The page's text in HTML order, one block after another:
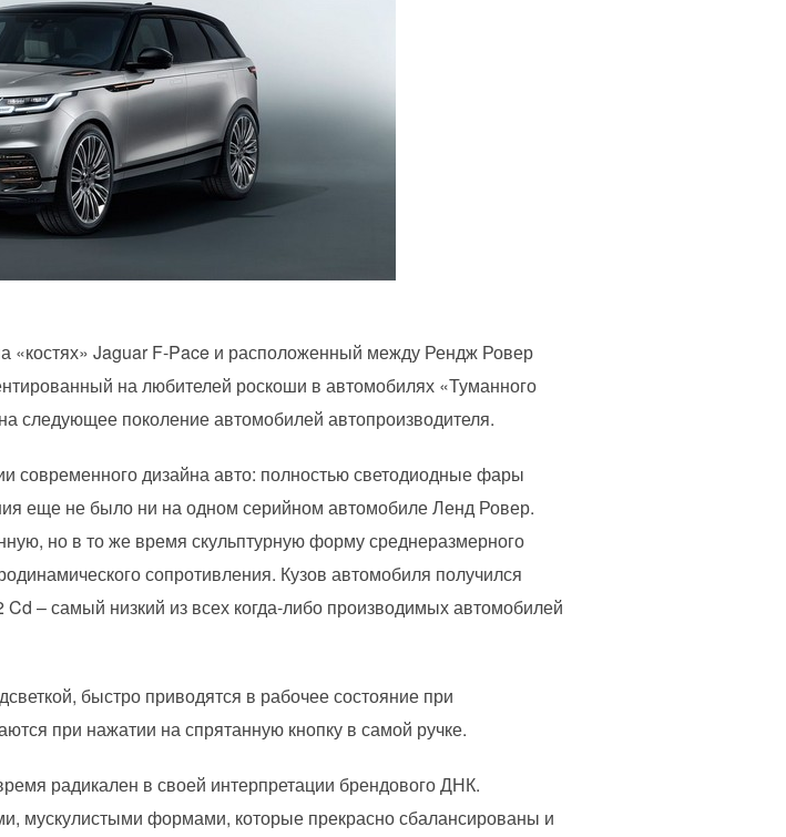
«костях» Jaguar F-Pace и расположенный между Рендж Ровер
на любителей роскоши в автомобилях «Туманного
следующее поколение автомобилей автопроизводителя.
современного дизайна авто: полностью светодиодные фары
еще не было ни на одном серийном автомобиле Ленд Ровер.
но в то же время скульптурную форму среднеразмерного
сопротивления. Кузов автомобиля получился
Cd – самый низкий из всех когда-либо производимых автомобилей
быстро приводятся в рабочее состояние при
при нажатии на спрятанную кнопку в самой ручке.
радикален в своей интерпретации брендового ДНК.
мускулистыми формами, которые прекрасно сбалансированы и